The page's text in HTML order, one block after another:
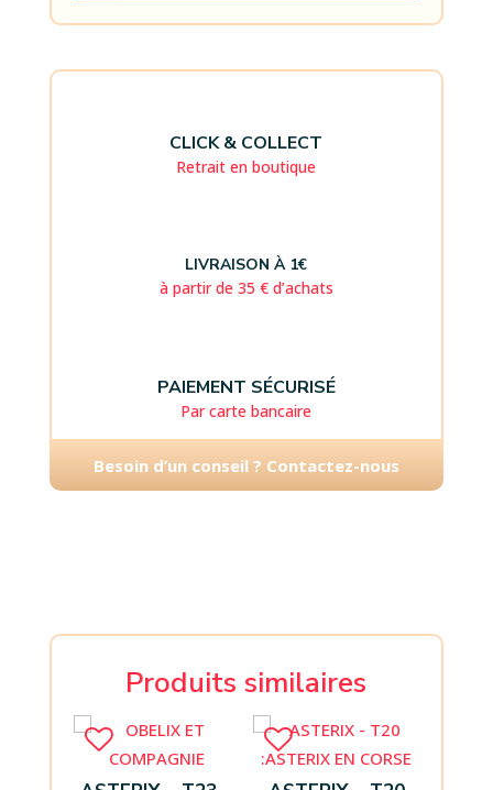
CLICK & COLLECT
Retrait en boutique
LIVRAISON À 1€
à partir de 35 € d’achats
PAIEMENT SÉCURISÉ
Par carte bancaire
Besoin d’un conseil ? Contactez-nous
Produits similaires